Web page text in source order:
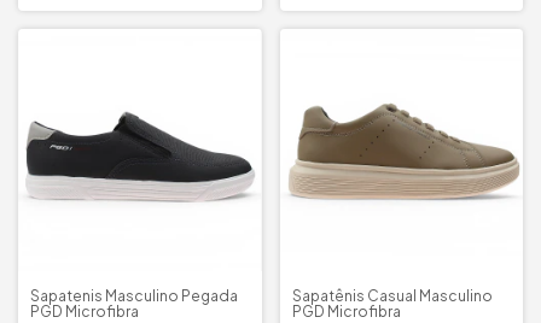
Sapatenis Masculino Pegada
PGD Microfibra
Sapatênis Casual Masculino
PGD Microfibra